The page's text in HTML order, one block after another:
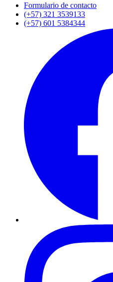
Formulario de contacto
(+57) 321 3539133
(+57) 601 5384344